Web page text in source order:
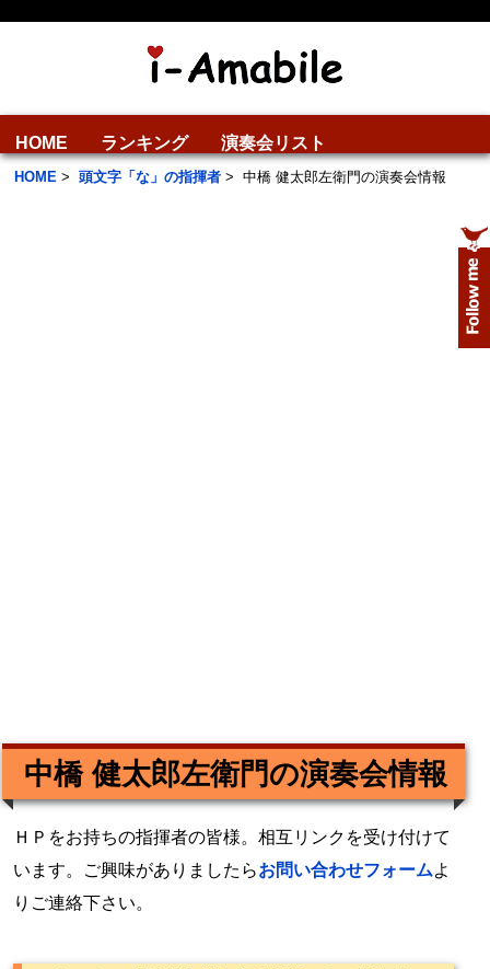
HOME ランキング 演奏会リスト
HOME > 頭文字「な」の指揮者 > 中橋 健太郎左衛門の演奏会情報
中橋 健太郎左衛門の演奏会情報
ＨＰをお持ちの指揮者の皆様。相互リンクを受け付けて
います。ご興味がありましたらお問い合わせフォームよ
りご連絡下さい。